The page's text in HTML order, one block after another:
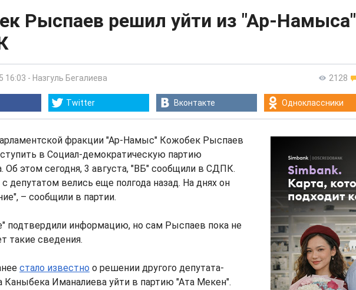
Рыспаев решил уйти из "Ар-Намыса"
2128
16:03 - Назгуль Бегалиева
Twitter Вконтакте Одноклассники
фракции "Ар-Намыс" Кожобек Рыспаев
в Социал-демократическую партию
Об этом сегодня, 3 августа, "ВБ" сообщили в СДПК.
депутатом велись еще полгода назад. На днях он
– сообщили в партии.
подтвердили информацию, но сам Рыспаев пока не
такие сведения.
стало известно о решении другого депутата-
Иманалиева уйти в партию "Ата Мекен".